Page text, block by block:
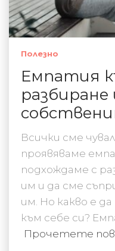
Полезно
Емпатия
Всички сме
проявяваме
подхождаме с
им и да сме
им. Но какво е
към себе си?
Прочетете